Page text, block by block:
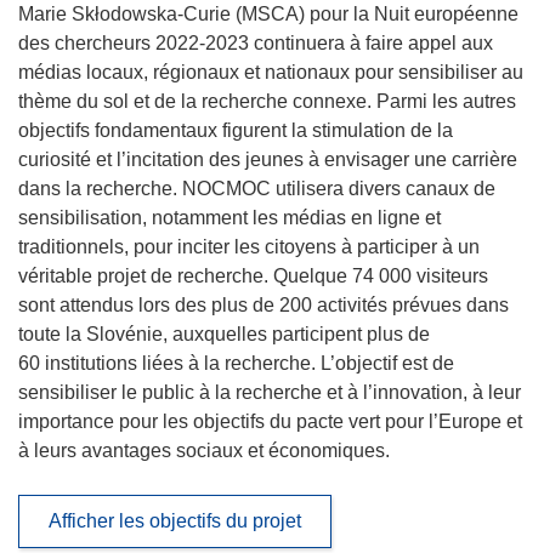
Marie Skłodowska-Curie (MSCA) pour la Nuit européenne
des chercheurs 2022-2023 continuera à faire appel aux
médias locaux, régionaux et nationaux pour sensibiliser au
thème du sol et de la recherche connexe. Parmi les autres
objectifs fondamentaux figurent la stimulation de la
curiosité et l’incitation des jeunes à envisager une carrière
dans la recherche. NOCMOC utilisera divers canaux de
sensibilisation, notamment les médias en ligne et
traditionnels, pour inciter les citoyens à participer à un
véritable projet de recherche. Quelque 74 000 visiteurs
sont attendus lors des plus de 200 activités prévues dans
toute la Slovénie, auxquelles participent plus de
60 institutions liées à la recherche. L’objectif est de
sensibiliser le public à la recherche et à l’innovation, à leur
importance pour les objectifs du pacte vert pour l’Europe et
à leurs avantages sociaux et économiques.
Afficher les objectifs du projet